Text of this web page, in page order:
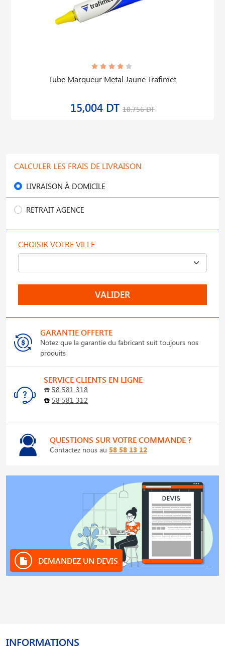
Tube Marqueur Metal Jaune Trafimet
15,004 DT 18,756 DT
CALCULER LES FRAIS DE LIVRAISON
LIVRAISON À DOMICILE
RETRAIT AGENCE
CHOISIR VOTRE VILLE
VALIDER
GARANTIE OFFERTE
Notez que la garantie du fabricant suit toujours nos
produits
SERVICE CLIENTS EN LIGNE
☎️ 58 581 318
☎️ 58 581 312
QUESTIONS SUR VOTRE COMMANDE ?
Contactez nous au 58 58 13 12
DEMANDEZ UN DEVIS
INFORMATIONS